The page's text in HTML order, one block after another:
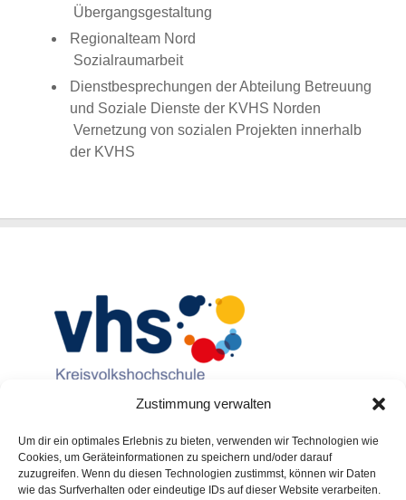
Zustimmung verwalten
Um dir ein optimales Erlebnis zu bieten, verwenden wir Technologien wie
Cookies, um Geräteinformationen zu speichern und/oder darauf
zuzugreifen. Wenn du diesen Technologien zustimmst, können wir Daten
wie das Surfverhalten oder eindeutige IDs auf dieser Website verarbeiten.
Übergangsgestaltung
Regionalteam Nord
Sozialraumarbeit
Dienstbesprechungen der Abteilung Betreuung
und Soziale Dienste der KVHS Norden
Vernetzung von sozialen Projekten innerhalb
der KVHS